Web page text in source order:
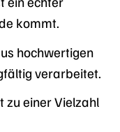
kommt.
hochwertigen
verarbeitet.
zu einer Vielzahl